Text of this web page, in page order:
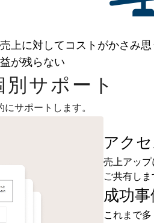
売上に対してコストがかさみ思
益が残らない
サポート
サポートします。
アク
売上アッ
ご共有しま
成功
これまで